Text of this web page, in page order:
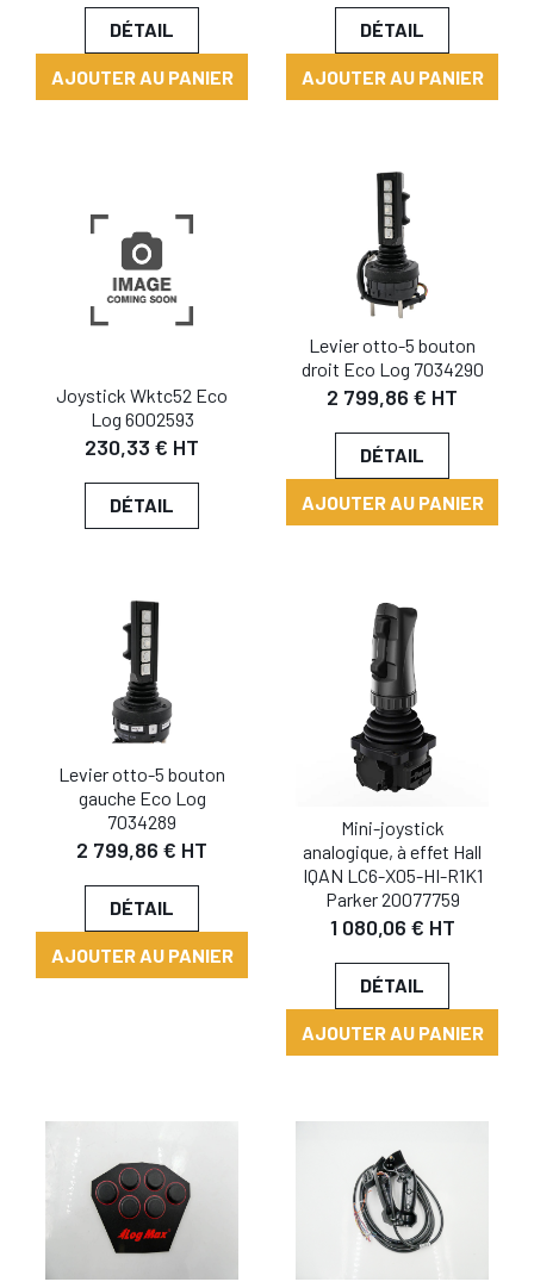
DÉTAIL
AJOUTER AU PANIER
DÉTAIL
AJOUTER AU PANIER
Joystick Wktc52 Eco
Log 6002593
230,33 € HT
DÉTAIL
Levier otto-5 bouton
droit Eco Log 7034290
2 799,86 € HT
DÉTAIL
AJOUTER AU PANIER
Levier otto-5 bouton
gauche Eco Log
7034289
2 799,86 € HT
DÉTAIL
AJOUTER AU PANIER
Mini-joystick
analogique, à effet Hall
IQAN LC6-X05-HI-R1K1
Parker 20077759
1 080,06 € HT
DÉTAIL
AJOUTER AU PANIER